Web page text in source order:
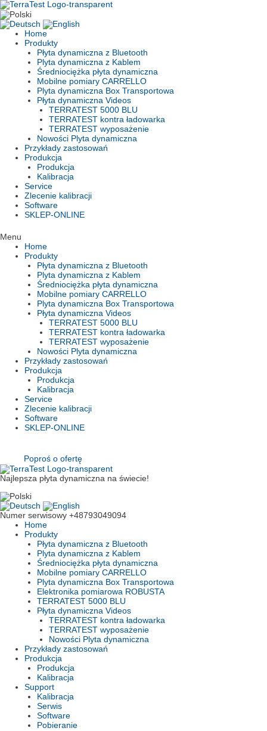
Skip
to
content
Home
Produkty
Płyta dynamiczna z Bluetooth
Plyta dynamiczna z Kablem
Średniociężka płyta dynamiczna
Mobilne pomiary CARRELLO
Plyta dynamiczna Box Transportowa
Płyta dynamiczna Videos
TERRATEST 5000 BLU
TERRATEST kontra ładowarka
TERRATEST wyposażenie
Nowości Plyta dynamiczna
Przykłady zastosowań
Produkcja
Produkcja
Kalibracja
Service
Zlecenie kalibracji
Software
SKLEP-ONLINE
Menu
Home
Produkty
Płyta dynamiczna z Bluetooth
Plyta dynamiczna z Kablem
Średniociężka płyta dynamiczna
Mobilne pomiary CARRELLO
Plyta dynamiczna Box Transportowa
Płyta dynamiczna Videos
TERRATEST 5000 BLU
TERRATEST kontra ładowarka
TERRATEST wyposażenie
Nowości Plyta dynamiczna
Przykłady zastosowań
Produkcja
Produkcja
Kalibracja
Service
Zlecenie kalibracji
Software
SKLEP-ONLINE
Poproś o ofertę
Najlepsza płyta dynamiczna na świecie!
Numer serwisowy +48793049094
Home
Produkty
Płyta dynamiczna z Bluetooth
Plyta dynamiczna z Kablem
Średniociężka płyta dynamiczna
Mobilne pomiary CARRELLO
Plyta dynamiczna Box Transportowa
Elektronika pomiarowa ROBUSTA
TERRATEST 5000 BLU
Płyta dynamiczna Videos
TERRATEST kontra ładowarka
TERRATEST wyposażenie
Nowości Plyta dynamiczna
Przykłady zastosowań
Produkcja
Produkcja
Kalibracja
Support
Kalibracja
Serwis
Software
Pobieranie